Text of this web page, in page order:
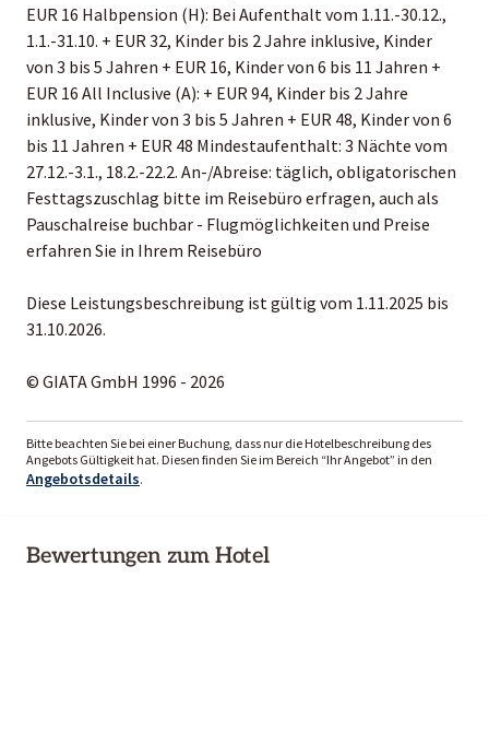
EUR 16 Halbpension (H): Bei Aufenthalt vom 1.11.-30.12.,
1.1.-31.10. + EUR 32, Kinder bis 2 Jahre inklusive, Kinder
von 3 bis 5 Jahren + EUR 16, Kinder von 6 bis 11 Jahren +
EUR 16 All Inclusive (A): + EUR 94, Kinder bis 2 Jahre
inklusive, Kinder von 3 bis 5 Jahren + EUR 48, Kinder von 6
bis 11 Jahren + EUR 48 Mindestaufenthalt: 3 Nächte vom
27.12.-3.1., 18.2.-22.2. An-/Abreise: täglich, obligatorischen
Festtagszuschlag bitte im Reisebüro erfragen, auch als
Pauschalreise buchbar - Flugmöglichkeiten und Preise
erfahren Sie in Ihrem Reisebüro
Diese Leistungsbeschreibung ist gültig vom 1.11.2025 bis
31.10.2026.
© GIATA GmbH 1996 - 2026
Bitte beachten Sie bei einer Buchung, dass nur die Hotelbeschreibung des
Angebots Gültigkeit hat. Diesen finden Sie im Bereich “Ihr Angebot” in den
Angebotsdetails.
Bewertungen zum Hotel